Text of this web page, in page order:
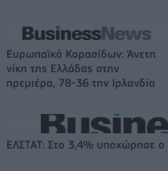
Ευρωπαϊκό Κορασίδων: Άνετη
νίκη της Ελλάδας στην
πρεμιέρα, 78-36 την Ιρλανδία
ΕΛΣΤΑΤ: Στο 3,4% υποχώρησε ο